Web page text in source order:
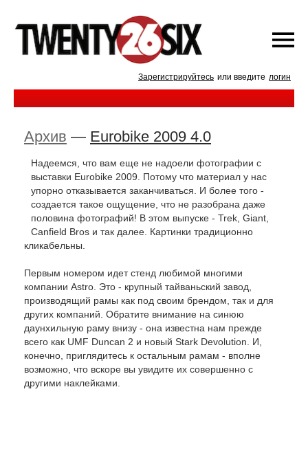
Зарегистрируйтесь или введите логин
Архив — Eurobike 2009 4.0
Надеемся, что вам еще не надоели фотографии с
выставки Eurobike 2009. Потому что материал у нас
упорно отказывается заканчиваться. И более того -
создается такое ощущение, что не разобрана даже
половина фотографий! В этом выпуске - Trek, Giant,
Canfield Bros и так далее. Картинки традиционно
кликабельны.
Первым номером идет стенд любимой многими
компании Astro. Это - крупный тайваньский завод,
производящий рамы как под своим брендом, так и для
других компаний. Обратите внимание на синюю
даунхильную раму внизу - она известна нам прежде
всего как UMF Duncan 2 и новый Stark Devolution. И,
конечно, приглядитесь к остальным рамам - вполне
возможно, что вскоре вы увидите их совершенно с
другими наклейками.